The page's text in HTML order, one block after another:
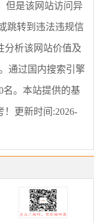
但是该网站访问异
跳转到违法违规信
分析该网站价值及
通过国内搜索引擎
名。本站提供的基
更新时间:2026-